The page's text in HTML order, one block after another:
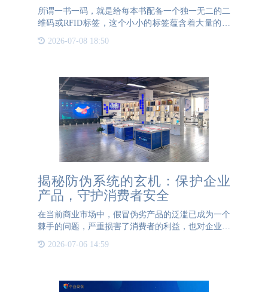
所谓一书一码，就是给每本书配备一个独一无二的二
维码或RFID标签，这个小小的标签蕴含着大量的数
如作者签名、真伪验证、内容预览、互动社区等多种
2026-07-08 18:50
揭秘防伪系统的玄机：保护企业
产品，守护消费者安全
在当前商业市场中，假冒伪劣产品的泛滥已成为一个
棘手的问题，严重损害了消费者的利益，也对企业的
声誉和利润造成了极大的威胁。为了应对这一问题，
防伪系统的应用成为了企业保护产品和消费者安全的
2026-07-06 14:59